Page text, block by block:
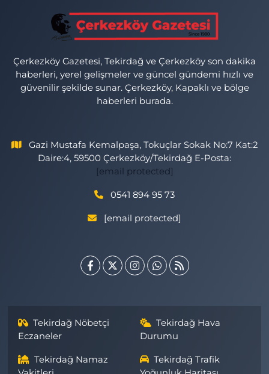
Çerkezköy Gazetesi, Tekirdağ ve Çerkezköy son dakika
haberleri, yerel gelişmeler ve güncel gündemi hızlı ve
güvenilir şekilde sunar. Çerkezköy, Kapaklı ve bölge
haberleri burada.
Gazi Mustafa Kemalpaşa, Tokuçlar Sokak No:7 Kat:2
Daire:4, 59500 Çerkezköy/Tekirdağ E-Posta:
[email protected]
0541 894 95 73
[email protected]
Tekirdağ Nöbetçi
Eczaneler
Tekirdağ Hava
Durumu
Tekirdağ Namaz
Tekirdağ Trafik